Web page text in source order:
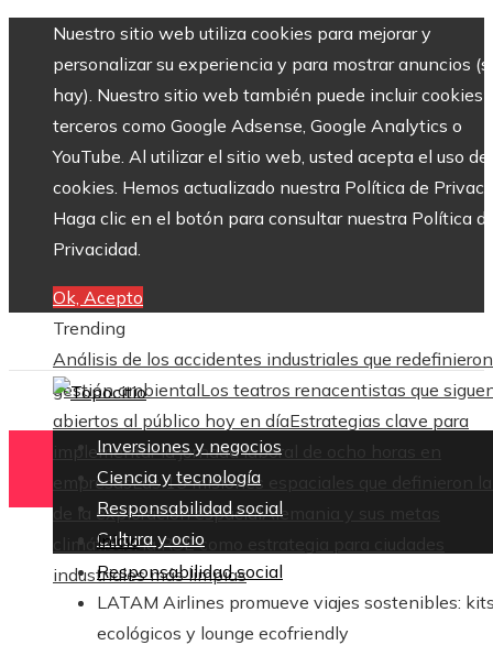
Nuestro sitio web utiliza cookies para mejorar y
personalizar su experiencia y para mostrar anuncios
hay). Nuestro sitio web también puede incluir cookies
terceros como Google Adsense, Google Analytics o
YouTube. Al utilizar el sitio web, usted acepta el uso de
cookies. Hemos actualizado nuestra Política de
Haga clic en el botón para consultar nuestra Política
Privacidad.
Ok, Acepto
Trending
Análisis de los accidentes industriales que
gestión ambientalLos teatros renacentistas que
abiertos al público hoy en díaEstrategias clave para
implementar la jornada laboral de ocho horas en
empresasLas 15 misiones espaciales que definieron
de la exploración espacialAlemania y sus metas
climáticas: la RSE como estrategia para ciudades
industriales más limpias
Inversiones y negocios
Ciencia y tecnología
Responsabilidad social
Cultura y ocio
Inicio
Responsabilidad social
LATAM Airlines promueve viajes sostenibles:
ecológicos y lounge ecofriendly